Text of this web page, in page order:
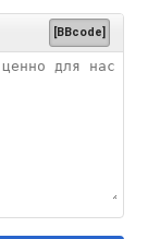
[BBcode]